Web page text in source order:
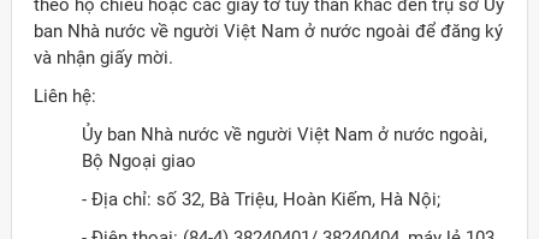
theo hộ chiếu hoặc các giấy tờ tùy thân khác đến trụ sở Uỷ
ban Nhà nước về người Việt Nam ở nước ngoài để đăng ký
và nhận giấy mời.
Liên hệ:
Ủy ban Nhà nước về người Việt Nam ở nước ngoài,
Bộ Ngoại giao
- Địa chỉ: số 32, Bà Triệu, Hoàn Kiếm, Hà Nội;